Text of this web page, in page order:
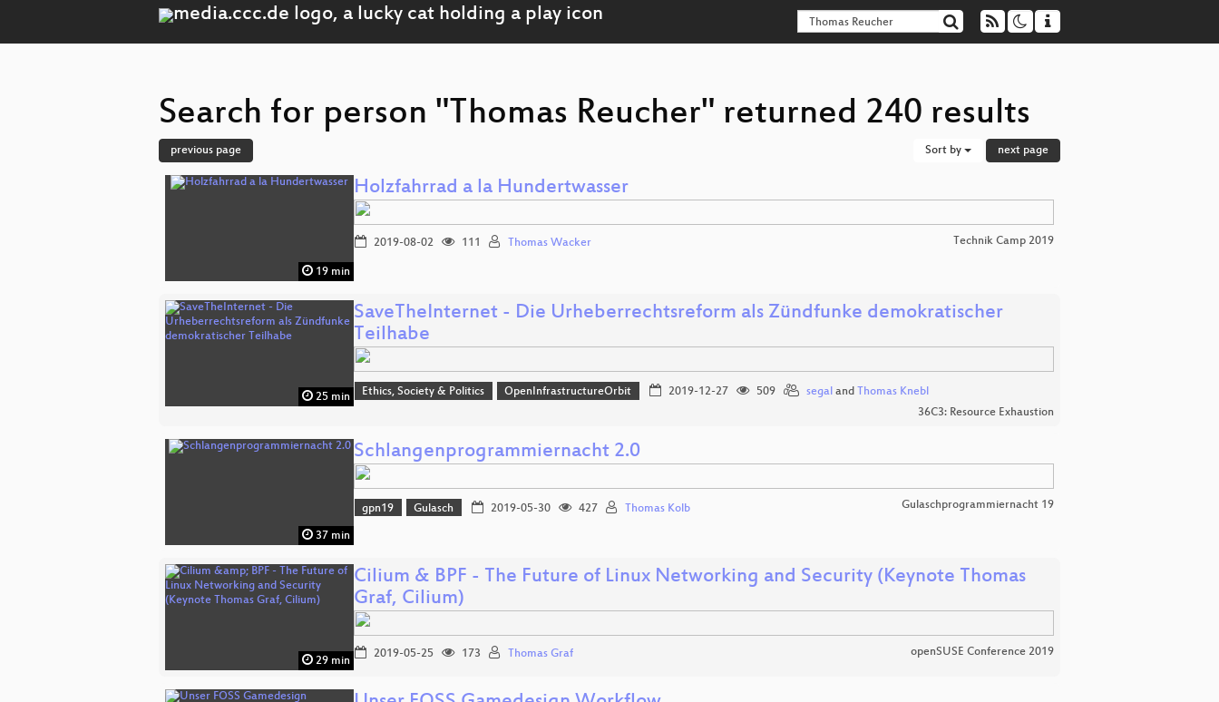
Search for person "Thomas Reucher" returned 240 results
previous page Sort by next page
19 min
Holzfahrrad a la Hundertwasser
2019-08-02 111 Thomas Wacker Technik Camp 2019
25 min
SaveTheInternet - Die Urheberrechtsreform als Zündfunke demokratischer
Teilhabe
Ethics, Society & Politics OpenInfrastructureOrbit 2019-12-27 509 segaland Thomas Knebl
36C3: Resource Exhaustion
37 min
Schlangenprogrammiernacht 2.0
gpn19 Gulasch 2019-05-30 427 Thomas Kolb Gulaschprogrammiernacht 19
29 min
Cilium & BPF - The Future of Linux Networking and Security (Keynote Thomas
Graf, Cilium)
2019-05-25 173 Thomas Graf openSUSE Conference 2019